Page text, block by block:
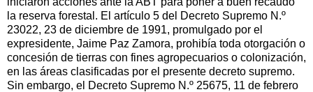
la reserva forestal. El artículo 5 del Decreto Supremo N.º
23022, 23 de diciembre de 1991, promulgado por el
expresidente, Jaime Paz Zamora, prohibía toda otorgación o
concesión de tierras con fines agropecuarios o colonización,
en las áreas clasificadas por el presente decreto supremo.
Sin embargo, el Decreto Supremo N.º 25675, 11 de febrero